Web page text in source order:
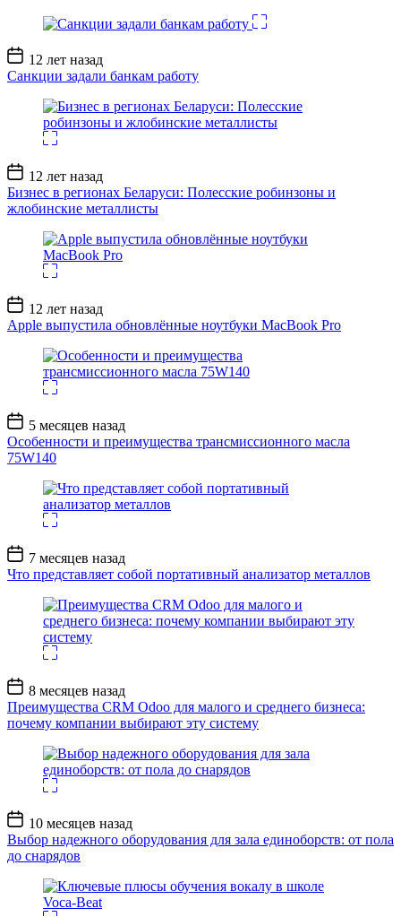
Дата
записи
12 лет назад
Санкции задали банкам работу
Дата
записи
12 лет назад
Бизнес в регионах Беларуси: Полесские робинзоны и
жлобинские металлисты
Дата
записи
12 лет назад
Apple выпустила обновлённые ноутбуки MacBook Pro
Дата
записи
5 месяцев назад
Особенности и преимущества трансмиссионного масла
75W140
Дата
записи
7 месяцев назад
Что представляет собой портативный анализатор металлов
Дата
записи
8 месяцев назад
Преимущества CRM Odoo для малого и среднего бизнеса:
почему компании выбирают эту систему
Дата
записи
10 месяцев назад
Выбор надежного оборудования для зала единоборств: от пола
до снарядов